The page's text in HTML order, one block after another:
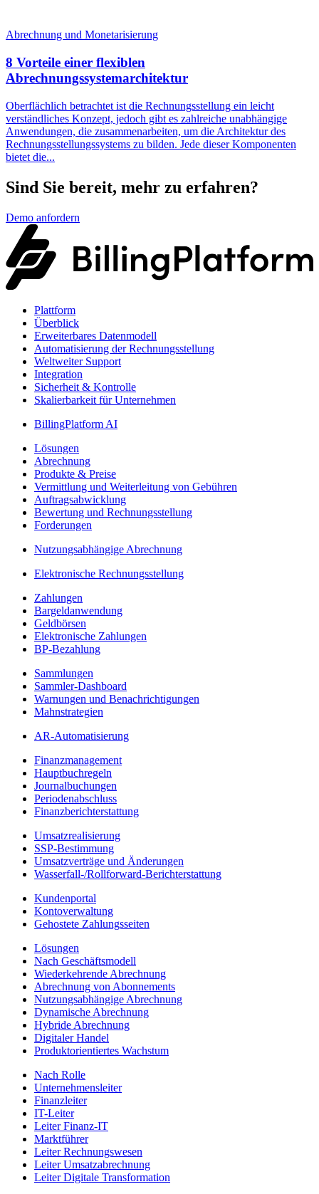
Abrechnung und Monetarisierung
8 Vorteile einer flexiblen
Abrechnungssystemarchitektur
Oberflächlich betrachtet ist die Rechnungsstellung ein leicht
verständliches Konzept, jedoch gibt es zahlreiche unabhängige
Anwendungen, die zusammenarbeiten, um die Architektur des
Rechnungsstellungssystems zu bilden. Jede dieser Komponenten
bietet die...
Sind Sie bereit, mehr zu erfahren?
Demo anfordern
Plattform
Überblick
Erweiterbares Datenmodell
Automatisierung der Rechnungsstellung
Weltweiter Support
Integration
Sicherheit & Kontrolle
Skalierbarkeit für Unternehmen
BillingPlatform AI
Lösungen
Abrechnung
Produkte & Preise
Vermittlung und Weiterleitung von Gebühren
Auftragsabwicklung
Bewertung und Rechnungsstellung
Forderungen
Nutzungsabhängige Abrechnung
Elektronische Rechnungsstellung
Zahlungen
Bargeldanwendung
Geldbörsen
Elektronische Zahlungen
BP-Bezahlung
Sammlungen
Sammler-Dashboard
Warnungen und Benachrichtigungen
Mahnstrategien
AR-Automatisierung
Finanzmanagement
Hauptbuchregeln
Journalbuchungen
Periodenabschluss
Finanzberichterstattung
Umsatzrealisierung
SSP-Bestimmung
Umsatzverträge und Änderungen
Wasserfall-/Rollforward-Berichterstattung
Kundenportal
Kontoverwaltung
Gehostete Zahlungsseiten
Lösungen
Nach Geschäftsmodell
Wiederkehrende Abrechnung
Abrechnung von Abonnements
Nutzungsabhängige Abrechnung
Dynamische Abrechnung
Hybride Abrechnung
Digitaler Handel
Produktorientiertes Wachstum
Nach Rolle
Unternehmensleiter
Finanzleiter
IT-Leiter
Leiter Finanz-IT
Marktführer
Leiter Rechnungswesen
Leiter Umsatzabrechnung
Leiter Digitale Transformation